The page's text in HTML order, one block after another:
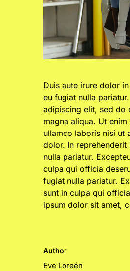
Duis aute irure dolor
eu fugiat nulla
adipiscing elit, sed do
magna aliqua. Ut
ullamco laboris nisi ut
dolor. In
nulla pariatur.
culpa qui officia
fugiat nulla pariatur.
sunt in culpa qui
ipsum dolor sit amet,
Author
Eve Loreén